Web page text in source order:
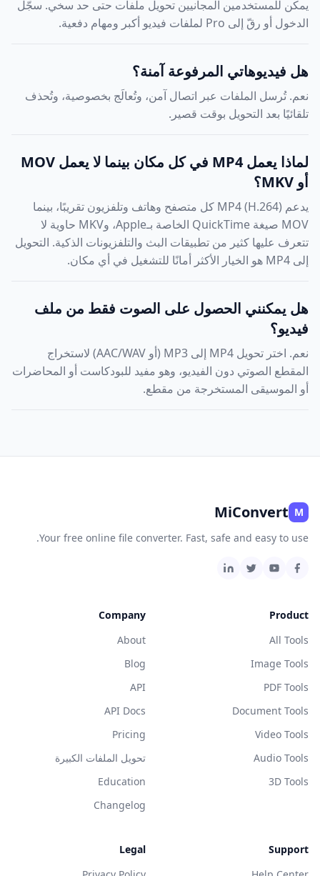
يمكن للمستخدمين المجانيين تحويل ملفات حتى حد سخي. سجّل
الدخول أو رقّ إلى Pro لملفات فيديو أكبر ومهام دفعية.
هل فيديوهاتي المرفوعة آمنة؟
نعم. تُرسل الملفات عبر اتصال آمن، وتُعالَج بخصوصية، وتُحذف
تلقائيًا بعد التحويل بوقت قصير.
لماذا يعمل MP4 في كل مكان بينما لا يعمل MOV
أو MKV؟
يدعم MP4 (H.264) كل متصفح وهاتف وتلفزيون تقريبًا، بينما
MOV صيغة QuickTime الخاصة بـApple، وMKV حاوية لا
تتعرف عليها كثير من تطبيقات البث والتلفزيونات الذكية. التحويل
إلى MP4 هو الخيار الأكثر أمانًا للتشغيل في أي مكان.
هل يمكنني الحصول على الصوت فقط من ملف
فيديو؟
نعم. اختر تحويل MP4 إلى MP3 (أو AAC/WAV) لاستخراج
المقطع الصوتي دون الفيديو، وهو مفيد للبودكاست أو المحاضرات
أو الموسيقى المستخرجة من مقطع.
M
MiConvert
Your free online file converter. Fast, safe and easy to use.
Product
All Tools
Image Tools
PDF Tools
Document Tools
Video Tools
Audio Tools
3D Tools
Company
About
Blog
API
API Docs
Pricing
تحويل الملفات الكبيرة
Education
Changelog
Support
Legal